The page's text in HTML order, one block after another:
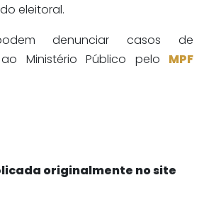
eleitoral.
denunciar casos de
Ministério Público pelo MPF
originalmente no site